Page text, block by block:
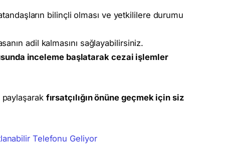
bilinçli olması ve yetkililere durumu
adil kalmasını sağlayabilirsiniz.
inceleme başlatarak cezai işlemler
paylaşarak fırsatçılığın önüne geçmek için siz
Telefonu Geliyor